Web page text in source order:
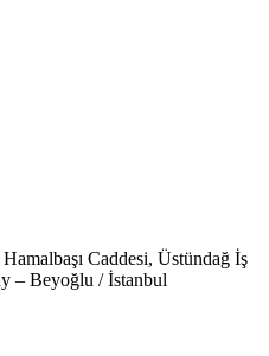
Caddesi, Üstündağ İş
– Beyoğlu / İstanbul